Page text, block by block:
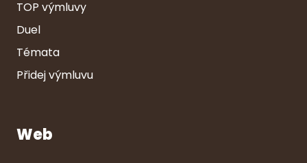
TOP výmluvy
Duel
Témata
Přidej výmluvu
Web